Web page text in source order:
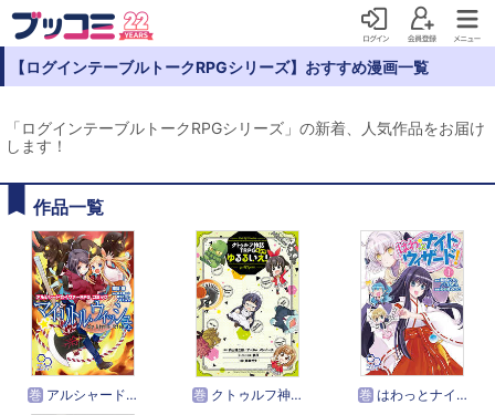
【ログインテーブルトークRPGシリーズ】おすすめ漫画一覧
「ログインテーブルトークRPGシリーズ」の新着、人気作品をお届け
します！
作品一覧
巻 アルシャードセイヴァーRPG コミック マイ・リトル・ウィッシュ 巻 クトゥルフ神話TRPG4コマ 巻はわっとナイトウィザード